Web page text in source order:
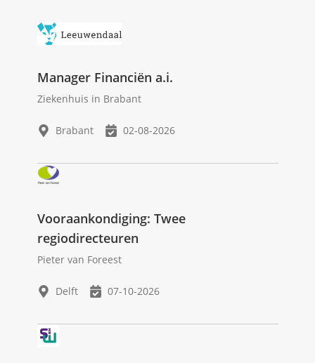
Manager Financiën a.i.
Ziekenhuis in Brabant
Brabant 02-08-2026
Vooraankondiging: Twee
regiodirecteuren
Pieter van Foreest
Delft 07-10-2026